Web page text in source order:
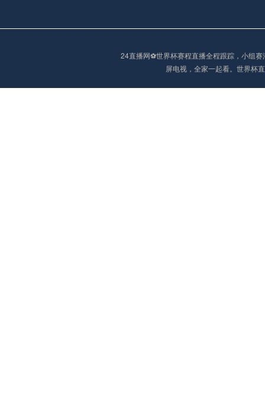
24直播网⚽️世界杯赛程直播全程跟踪，小组
屏电视，全家一起看。世界杯